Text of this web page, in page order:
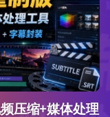
压缩+媒体处理